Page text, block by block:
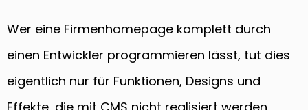
Wer eine Firmenhomepage komplett durch
einen Entwickler programmieren lässt, tut dies
eigentlich nur für Funktionen, Designs und